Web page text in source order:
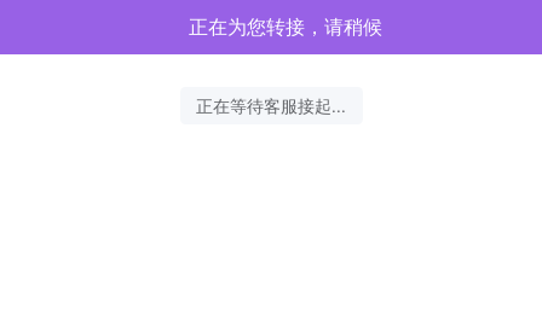
正在为您转接，请稍候
正在等待客服接起...